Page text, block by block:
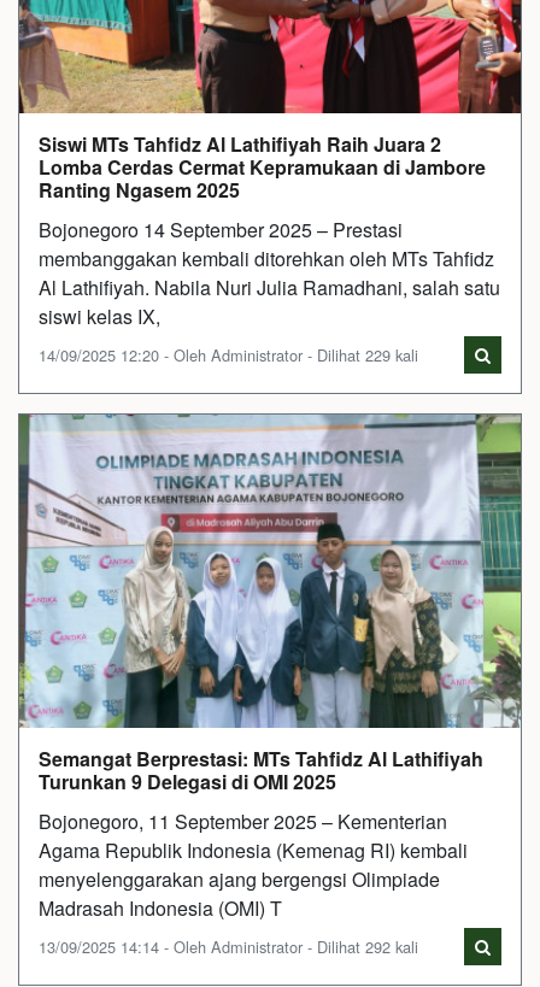
Siswi MTs Tahfidz Al Lathifiyah Raih Juara 2
Lomba Cerdas Cermat Kepramukaan di Jambore
Ranting Ngasem 2025
Bojonegoro 14 September 2025 – Prestasi
membanggakan kembali ditorehkan oleh MTs Tahfidz
Al Lathifiyah. Nabila Nuri Julia Ramadhani, salah satu
siswi kelas IX,
14/09/2025 12:20 - Oleh Administrator - Dilihat 229 kali
Semangat Berprestasi: MTs Tahfidz Al Lathifiyah
Turunkan 9 Delegasi di OMI 2025
Bojonegoro, 11 September 2025 – Kementerian
Agama Republik Indonesia (Kemenag RI) kembali
menyelenggarakan ajang bergengsi Olimpiade
Madrasah Indonesia (OMI) T
13/09/2025 14:14 - Oleh Administrator - Dilihat 292 kali